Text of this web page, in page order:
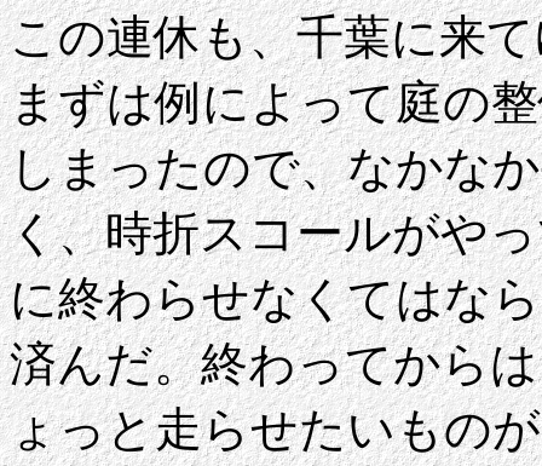
この連休も、千葉に来
まずは例によって庭の
しまったので、なかな
く、時折スコールがや
に終わらせなくてはな
済んだ。終わってから
ょっと走らせたいもの